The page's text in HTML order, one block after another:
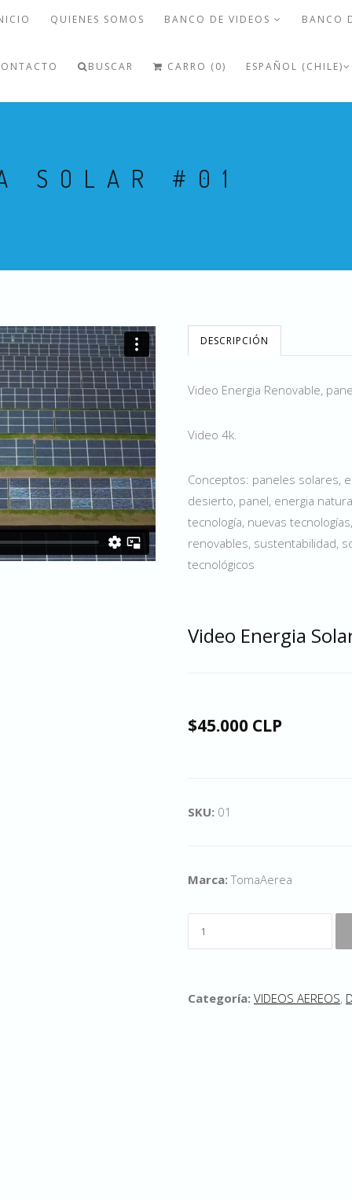
QUIENES SOMOS BANCO DE VIDEOS BANCO
BUSCAR CARRO (0) ESPAÑOL (CHILE)
SOLAR #01
DESCRIPCIÓN
Video Energia Renovable,
Video 4k.
Conceptos: paneles solares,
desierto, panel, energia
tecnología, nuevas
renovables, sustentabilidad,
tecnológicos
Video Energia
$45.000 CLP
SKU: 01
Marca:TomaAerea
Categoría: VIDEOS AEREOS,